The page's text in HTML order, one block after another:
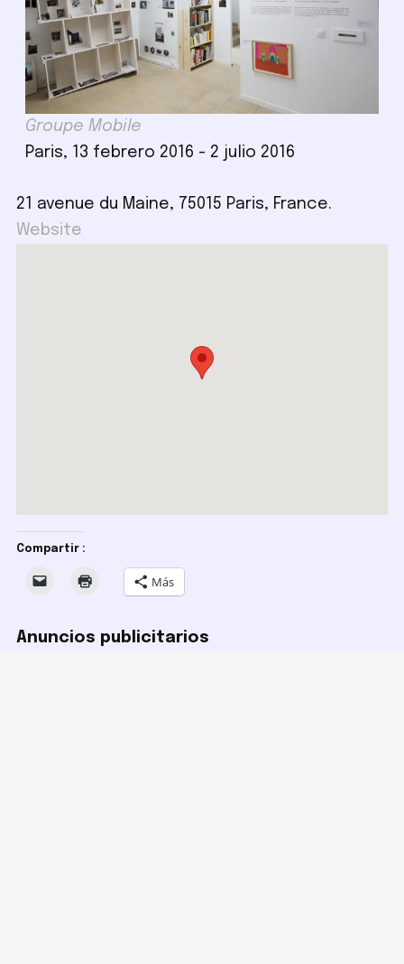
Groupe Mobile
Paris, 13 febrero 2016 - 2 julio 2016
21 avenue du Maine, 75015 Paris, France.
Website
Compartir :
Más
Anuncios publicitarios